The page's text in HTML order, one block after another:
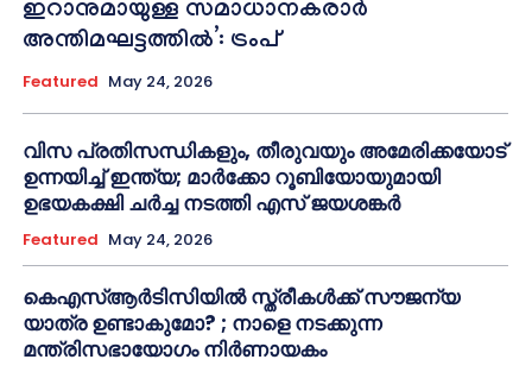
ഇറാനുമായുള്ള സമാധാനകരാർ
അന്തിമഘട്ടത്തിൽ‌’: ട്രംപ്
Featured May 24, 2026
വിസ പ്രതിസന്ധികളും, തീരുവയും അമേരിക്കയോട്
ഉന്നയിച്ച് ഇന്ത്യ; മാർക്കോ റൂബിയോയുമായി
ഉഭയകക്ഷി ചർച്ച നടത്തി എസ് ജയശങ്കർ
Featured May 24, 2026
കെഎസ്ആർടിസിയിൽ സ്ത്രീകൾക്ക് സൗജന്യ
യാത്ര ഉണ്ടാകുമോ? ; നാളെ നടക്കുന്ന
മന്ത്രിസഭായോഗം നിർണായകം